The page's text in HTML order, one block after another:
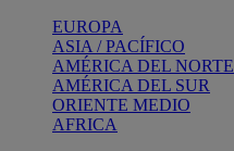
EUROPA
ASIA / PACÍFICO
AMÉRICA DEL NORTE
AMÉRICA DEL SUR
ORIENTE MEDIO
AFRICA